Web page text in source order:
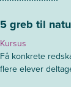
5 greb til
Kursus
Få konkrete
flere elever